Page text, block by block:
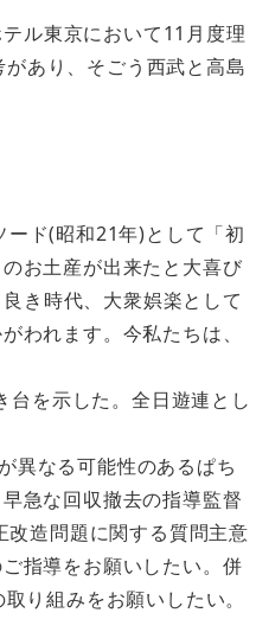
ル東京において11月度理
あり、そごう西武と高島
ド(昭和21年)として「初
お土産が出来たと大喜び
き時代、大衆娯楽として
われます。今私たちは、
を示した。全日遊連とし
異なる可能性のあるぱち
急な回収撤去の指導監督
造問題に関する質問主意
指導をお願いしたい。併
り組みをお願いしたい。